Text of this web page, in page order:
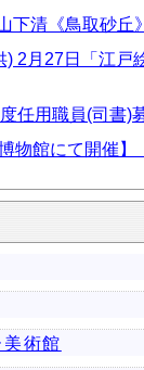
下清《鳥取砂
) 2月27日「江
任用職員(司書)
物館にて開催】
術館